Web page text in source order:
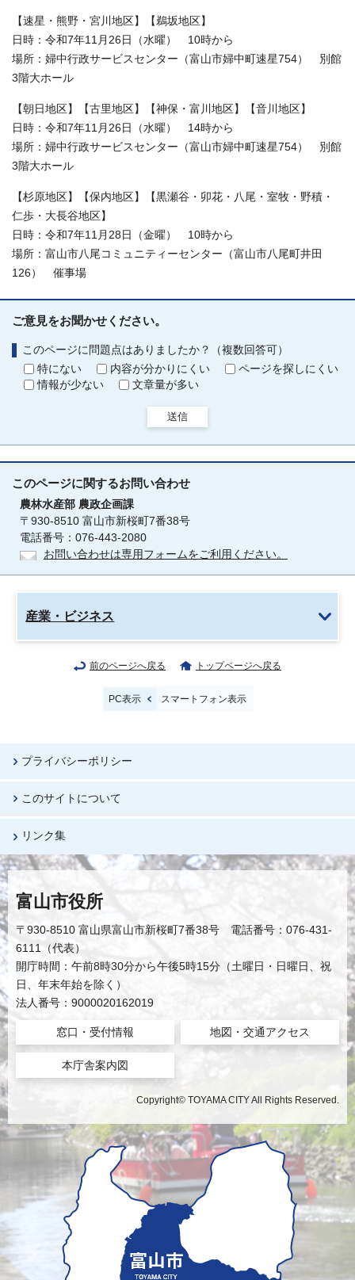
【速星・熊野・宮川地区】【鵜坂地区】
日時：令和7年11月26日（水曜） 10時から
場所：婦中行政サービスセンター（富山市婦中町速星754） 別館
3階大ホール
【朝日地区】【古里地区】【神保・富川地区】【音川地区】
日時：令和7年11月26日（水曜） 14時から
場所：婦中行政サービスセンター（富山市婦中町速星754） 別館
3階大ホール
【杉原地区】【保内地区】【黒瀬谷・卯花・八尾・室牧・野積・
仁歩・大長谷地区】
日時：令和7年11月28日（金曜） 10時から
場所：富山市八尾コミュニティーセンター（富山市八尾町井田
126） 催事場
ご意見をお聞かせください。
このページに問題点はありましたか？（複数回答可）
特にない
内容が分かりにくい
ページを探しにくい
情報が少ない
文章量が多い
送信
このページに関するお問い合わせ
農林水産部 農政企画課
〒930-8510 富山市新桜町7番38号
電話番号：076-443-2080
お問い合わせは専用フォームをご利用ください。
産業・ビジネス
前のページへ戻る トップページへ戻る
PC表示 スマートフォン表示
プライバシーポリシー
このサイトについて
リンク集
富山市役所
〒930-8510 富山県富山市新桜町7番38号 電話番号：076-431-
6111（代表）
開庁時間：午前8時30分から午後5時15分（土曜日・日曜日、祝
日、年末年始を除く）
法人番号：9000020162019
窓口・受付情報 地図・交通アクセス
本庁舎案内図
Copyright© TOYAMA CITY All Rights Reserved.